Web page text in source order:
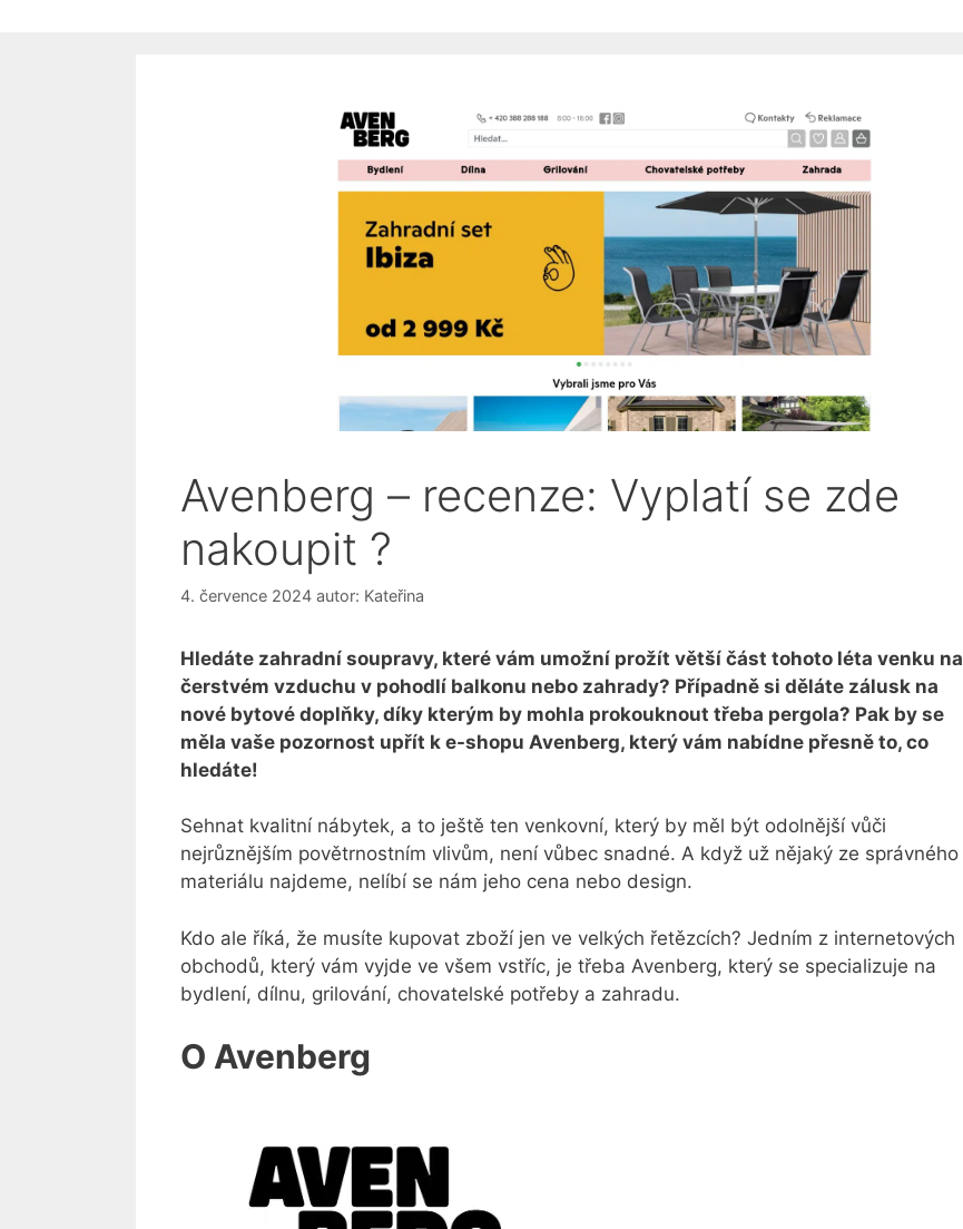
Avenberg – recenze: Vyplatí se zde
nakoupit ?
4. července 2024 autor: Kateřina
Hledáte zahradní soupravy, které vám umožní prožít větší část tohoto léta venku na
čerstvém vzduchu v pohodlí balkonu nebo zahrady? Případně si děláte zálusk na
nové bytové doplňky, díky kterým by mohla prokouknout třeba pergola? Pak by se
měla vaše pozornost upřít k e-shopu Avenberg, který vám nabídne přesně to, co
hledáte!
Sehnat kvalitní nábytek, a to ještě ten venkovní, který by měl být odolnější vůči
nejrůznějším povětrnostním vlivům, není vůbec snadné. A když už nějaký ze správného
materiálu najdeme, nelíbí se nám jeho cena nebo design.
Kdo ale říká, že musíte kupovat zboží jen ve velkých řetězcích? Jedním z internetových
obchodů, který vám vyjde ve všem vstříc, je třeba Avenberg, který se specializuje na
bydlení, dílnu, grilování, chovatelské potřeby a zahradu.
O Avenberg